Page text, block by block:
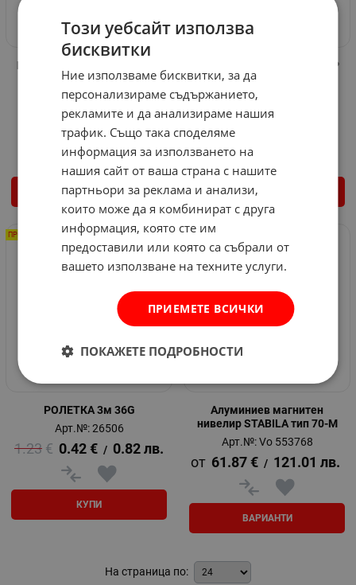
ИНДИКАТОРЕН ВЪТРОМЕР
250-450
Арт.№: 590
121.69 €
€ / 131.04 лв.
КУПИ
ИНДИКАТОРЕН ВЪТРОМЕР
160-250
Арт.№: 588
106.35
58.31
КУПИ
РОЛЕТКА 3м 36G
Арт.№: 26506
1.23 € 0.42 € / 0.82 лв.
КУПИ
ПРОМО -66%
Алуминиев магнитен
нивелир STABILA тип 70-M
Арт.№: Vo 553768
61.87 € / 121.01 лв.
ВАРИАНТИ
ПРОМО ДО -28%
На страница по:
Този уебсайт използва
бисквитки
Ние използваме бисквитки, за да
персонализираме съдържанието,
рекламите и да анализираме нашия
трафик. Също така споделяме
информация за използването на
нашия сайт от ваша страна с нашите
партньори за реклама и анализи,
които може да я комбинират с друга
информация, която сте им
предоставили или която са събрали от
вашето използване на техните услуги.
ПРИЕМЕТЕ ВСИЧКИ
ПОКАЖЕТЕ ПОДРОБНОСТИ